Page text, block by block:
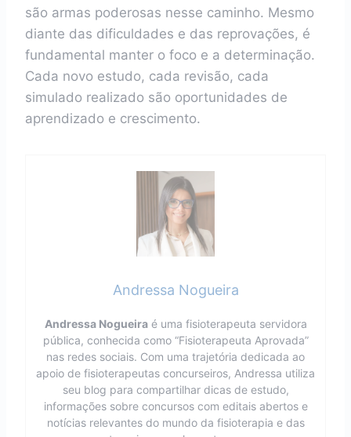
são armas poderosas nesse caminho. Mesmo
diante das dificuldades e das reprovações, é
fundamental manter o foco e a determinação.
Cada novo estudo, cada revisão, cada
simulado realizado são oportunidades de
aprendizado e crescimento.
Andressa Nogueira
Andressa Nogueiraé uma fisioterapeuta servidora
pública, conhecida como “Fisioterapeuta Aprovada”
nas redes sociais. Com uma trajetória dedicada ao
apoio de fisioterapeutas concurseiros, Andressa utiliza
seu blog para compartilhar dicas de estudo,
informações sobre concursos com editais abertos e
notícias relevantes do mundo da fisioterapia e das